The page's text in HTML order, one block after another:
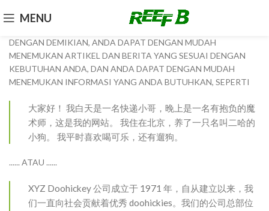
MENU
DENGAN DEMIKIAN, ANDA DAPAT DENGAN MUDAH
MENEMUKAN ARTIKEL DAN BERITA YANG SESUAI DENGAN
KEBUTUHAN ANDA, DAN ANDA DAPAT DENGAN MUDAH
MENEMUKAN INFORMASI YANG ANDA BUTUHKAN, SEPERTI
大家好！ 我白天是一名快递小哥，晚上是一名有抱负的魔
术师，这是我的网站。 我住在北京，养了一只名叫二哈的
小狗。 我平时喜欢喝可乐，还有遛狗。
...... ATAU ......
XYZ Doohickey 公司成立于 1971 年，自从建立以来，我
们一直向社会贡献着优秀 doohickies。我们的公司总部位